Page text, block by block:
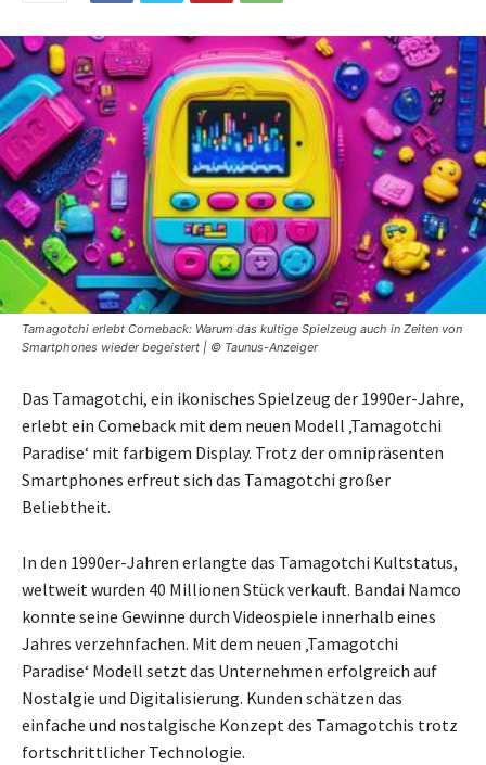
Tamagotchi erlebt Comeback: Warum das kultige Spielzeug auch in Zeiten von
Smartphones wieder begeistert | © Taunus-Anzeiger
Das Tamagotchi, ein ikonisches Spielzeug der 1990er-Jahre,
erlebt ein Comeback mit dem neuen Modell ‚Tamagotchi
Paradise‘ mit farbigem Display. Trotz der omnipräsenten
Smartphones erfreut sich das Tamagotchi großer
Beliebtheit.
In den 1990er-Jahren erlangte das Tamagotchi Kultstatus,
weltweit wurden 40 Millionen Stück verkauft. Bandai Namco
konnte seine Gewinne durch Videospiele innerhalb eines
Jahres verzehnfachen. Mit dem neuen ‚Tamagotchi
Paradise‘ Modell setzt das Unternehmen erfolgreich auf
Nostalgie und Digitalisierung. Kunden schätzen das
einfache und nostalgische Konzept des Tamagotchis trotz
fortschrittlicher Technologie.